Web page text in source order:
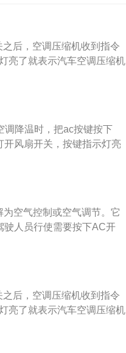
后，空调压缩机收到指令
亮了就表示汽车空调压缩机
调和自动空调，无论是手
闭各不同位置出风口、自
，非常舒适。而手动空调，
达到恒温的。在夏天炎热
动工作，吹出冷风。冬季使
因压缩机运转产生不必要的
调降温时，把ac按键按下
风扇开关，按键指示灯亮
。需要开暖风时，把温度
箱提供，再通过鼓风机把
。工作原理：当压缩机工
剂，经压缩，制冷剂的温
压的气态制冷剂把热量传
冷剂流经节流装置时，温
缩机吸入进行下一轮循
空气的热量并排到车外空
时候要注意，起步、紧急加
，控制出风口的时候，如
空气控制或空气调节。它
驶人员行使需要按下AC开
打开AC开关，车辆的空调
要的位置。这时车辆的空
可以正常使用，能够有效
的内循环控制开关打开，
。这时可以快速的将车内
系统打开3~5分钟，让车
后，空调压缩机收到指令
亮了就表示汽车空调压缩机
调和自动空调，无论是手